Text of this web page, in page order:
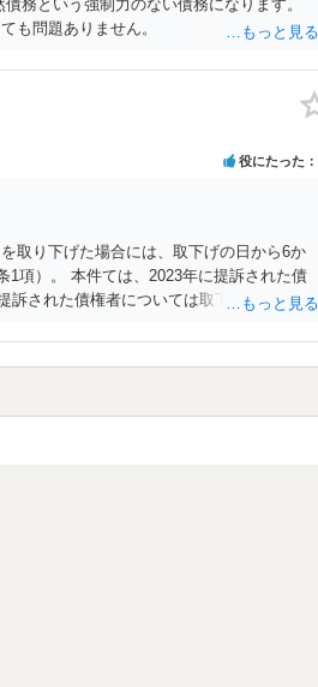
務という強制力のない債務になります。
も問題ありません。
役にたった
取り下げた場合には、取下げの日から6か
1項）。 本件ては、2023年に提訴された債
訴された債権者については取下げ日から6か
から1～2か月程度経過しても支払いがなけ
間の経過が2027年1月であるとは限りませ